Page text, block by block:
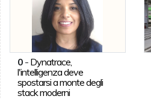
0- Dynatrace,
l'intelligenza deve
spostarsi a monte degli
stack moderni